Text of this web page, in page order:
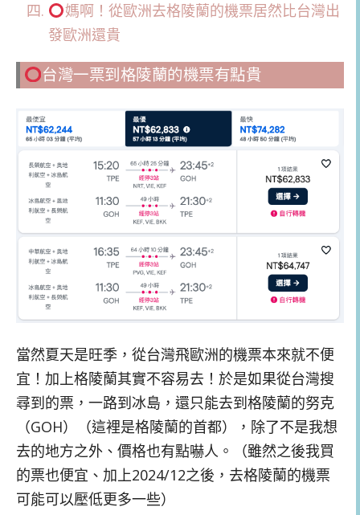
媽啊！從歐洲去格陵蘭的機票居然比台灣出
發歐洲還貴
台灣一票到格陵蘭的機票有點貴
當然夏天是旺季，從台灣飛歐洲的機票本來就不便
宜！加上格陵蘭其實不容易去！於是如果從台灣搜
尋到的票，一路到冰島，還只能去到格陵蘭的努克
（GOH）（這裡是格陵蘭的首都），除了不是我想
去的地方之外、價格也有點嚇人。（雖然之後我買
的票也便宜、加上2024/12之後，去格陵蘭的機票
可能可以壓低更多一些）